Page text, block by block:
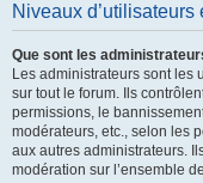
Niveaux d’utilisateurs
Que sont les
Les administrateurs sont les
sur tout le forum. Ils
permissions, le
modérateurs, etc., selon les
aux autres administrateurs.
modération sur l’ensemble